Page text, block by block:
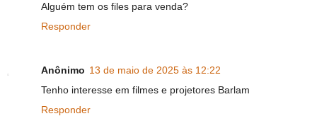
Alguém tem os files para venda?
Responder
Anônimo 13 de maio de 2025 às 12:22
Tenho interesse em filmes e projetores Barlam
Responder